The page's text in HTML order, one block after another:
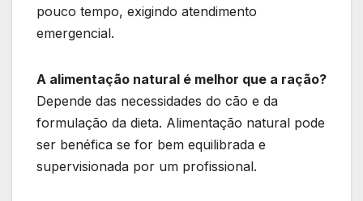
pouco tempo, exigindo atendimento
emergencial.
A alimentação natural é melhor que a ração?
Depende das necessidades do cão e da
formulação da dieta. Alimentação natural pode
ser benéfica se for bem equilibrada e
supervisionada por um profissional.